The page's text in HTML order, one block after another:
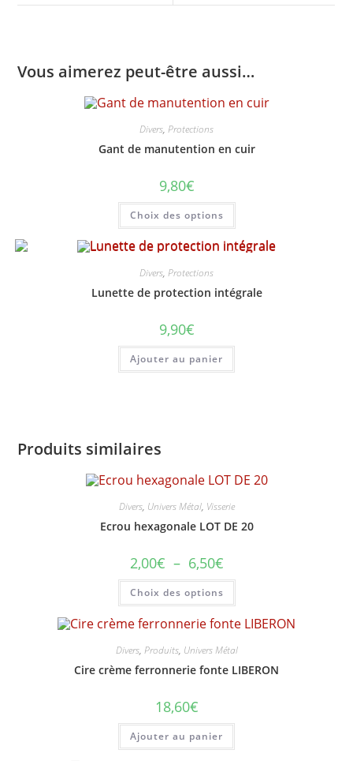
Vous aimerez peut-être aussi…
Divers, Protections
Gant de manutention en cuir
9,80€
Choix des options
Ce
a
plusieurs
variations.
être
du
Divers, Protections
Lunette de protection intégrale
9,90€
Ajouter au panier
Produits similaires
Divers, Univers Métal, Visserie
Ecrou hexagonale LOT DE 20
2,00€ – 6,50€Plage
de
prix :
2,00€
à
Choix des options
Ce
a
plusieurs
variations.
options
être
du
Divers, Produits, Univers Métal
Cire crème ferronnerie fonte LIBERON
18,60€
Ajouter au panier